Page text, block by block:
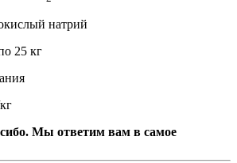
натрий
25 кг
кг
Мы ответим вам в самое